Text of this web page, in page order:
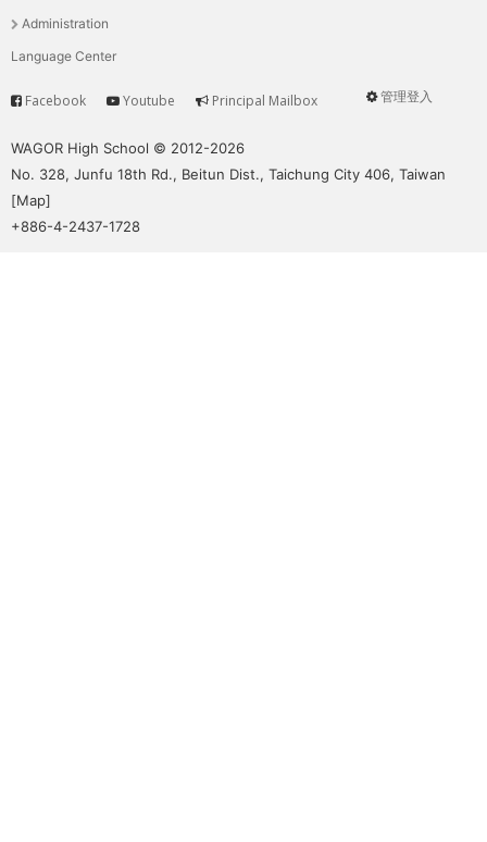
單Administration
Language Center
User
管理登入
Service
Facebook Youtube Principal Mailbox
WAGOR High School © 2012-2026
No. 328, Junfu 18th Rd., Beitun Dist., Taichung City 406, Taiwan
[Map]
+886-4-2437-1728